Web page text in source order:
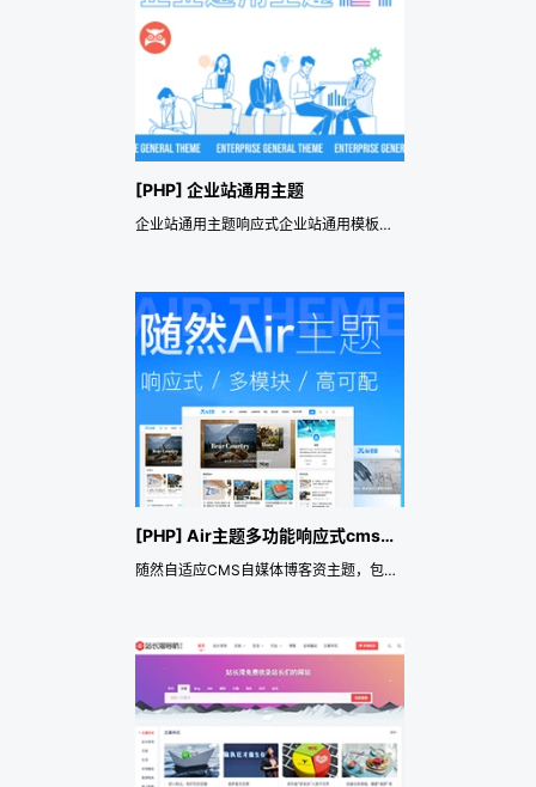
[PHP] 企业站通用主题
企业站通用主题响应式企业站通用模板，自适应企业模板
[PHP] Air主题多功能响应式cms主题
随然自适应CMS自媒体博客资主题，包含头条、百度时间因子，百度、谷歌schema结构化数据